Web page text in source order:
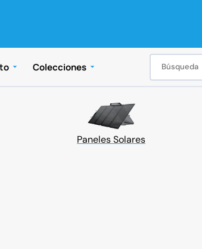
EcoFlow Wave
Generador Inteligente
Colecciones Búsqueda
Paneles Solares